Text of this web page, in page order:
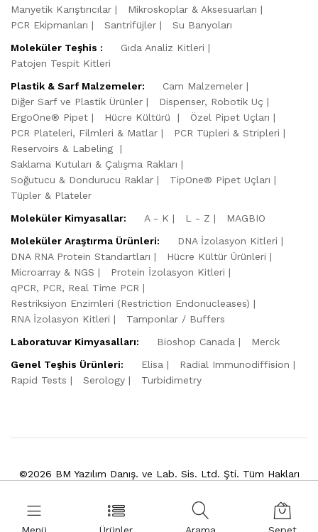
Manyetik Karıştırıcılar
Mikroskoplar & Aksesuarları
PCR Ekipmanları
Santrifüjler
Su Banyoları
Moleküler Teşhis :
Gıda Analiz Kitleri
Patojen Tespit Kitleri
Plastik & Sarf Malzemeler:
Cam Malzemeler
Diğer Sarf ve Plastik Ürünler
Dispenser, Robotik Uç
ErgoOne® Pipet
Hücre Kültürü
Özel Pipet Uçları
PCR Plateleri, Filmleri & Matlar
PCR Tüpleri & Stripleri
Reservoirs & Labeling
Saklama Kutuları & Çalışma Rakları
Soğutucu & Dondurucu Raklar
TipOne® Pipet Uçları
Tüpler & Plateler
Moleküler Kimyasallar:
A - K L - Z
MAGBIO
Moleküler Araştırma Ürünleri:
DNA İzolasyon Kitleri
DNA RNA Protein Standartları
Hücre Kültür Ürünleri
Microarray & NGS
Protein İzolasyon Kitleri
qPCR, PCR, Real Time PCR
Restriksiyon Enzimleri (Restriction Endonucleases)
RNA İzolasyon Kitleri
Tamponlar / Buffers
Laboratuvar Kimyasalları:
Bioshop Canada
Merck
Genel Teşhis Ürünleri:
Elisa
Radial Immunodiffision
Rapid Tests
Serology Turbidimetry
©2026 BM Yazılım Danış. ve Lab. Sis. Ltd. Şti. Tüm Hakları
Powered by
VitaSoft